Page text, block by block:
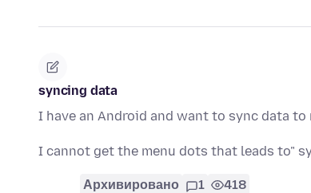
syncing data
I have an Android and want to sync data to
I cannot get the menu dots that leads to"
Архивировано 1 418